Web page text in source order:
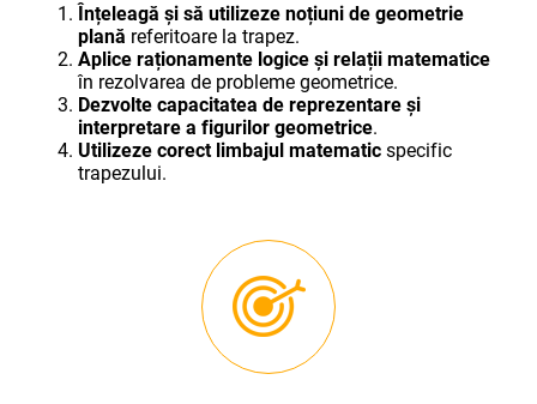
Înțeleagă și să utilizeze noțiuni de geometrie
plană referitoare la trapez.
Aplice raționamente logice și relații matematice
în rezolvarea de probleme geometrice.
Dezvolte capacitatea de reprezentare și
interpretare a figurilor geometrice.
Utilizeze corect limbajul matematic specific
trapezului.